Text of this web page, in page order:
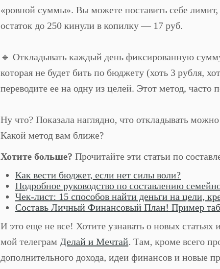
«ровной суммы». Вы можете поставить себе
остаток до 250 кинули в копилку — 17 руб.
🔹 Откладывать каждый день фиксированную
которая не будет бить по бюджету (хоть 3 рубля,
переводите ее на одну из целей. Этот метод, часто
Ну что? Показала наглядно, что откладывать
Какой метод вам ближе?
Хотите больше? Прочитайте эти статьи по
Как вести бюджет, если нет силы воли?
Подробное руководство по составлению
Чек-лист: 15 способов найти деньги на цели,
Составь Личный Финансовый План! Пример
И это еще не все! Хотите узнавать о новых статьях
мой телеграм Делай и Мечтай. Там, кроме всего
дополнительного дохода, идеи финансов и новые